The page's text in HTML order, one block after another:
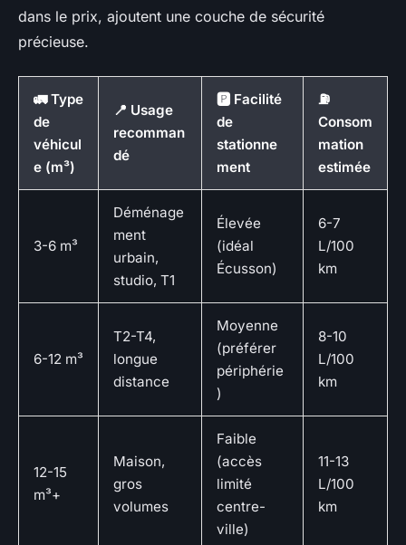
dans le prix, ajoutent une couche de sécurité
précieuse.
🚛 Type
de
véhicul
e (m³)
📍 Usage
recomman
dé
🅿️ Facilité
de
stationne
ment
⛽
Consom
mation
estimée
3-6 m³
Déménage
ment
urbain,
studio, T1
Élevée
(idéal
Écusson)
6-7
L/100
km
6-12 m³
T2-T4,
longue
distance
Moyenne
(préférer
périphérie
)
8-10
L/100
km
12-15
m³+
Maison,
gros
volumes
Faible
(accès
limité
centre-
ville)
11-13
L/100
km